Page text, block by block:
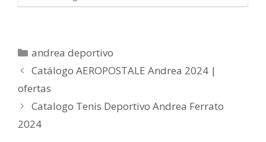
Categorías
andrea deportivo
Catálogo AEROPOSTALE Andrea 2024 |
ofertas
Catalogo Tenis Deportivo Andrea Ferrato
2024